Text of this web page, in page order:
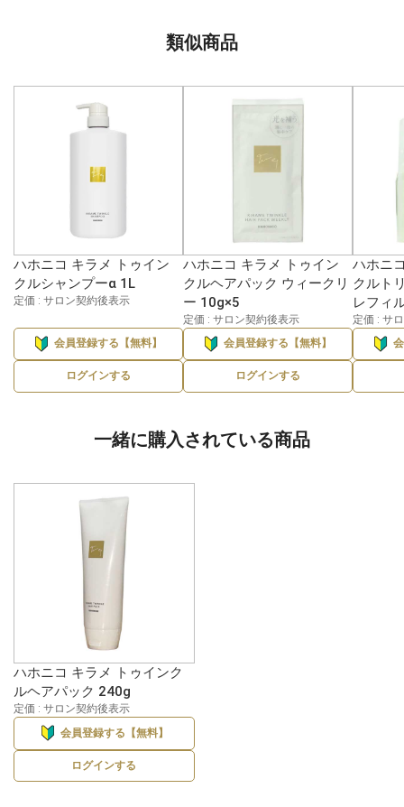
類似商品
ハホニコ キラメ トゥイン
クルシャンプーα 1L
定価 : サロン契約後表示
会員登録する【無料】
ログインする
ハホニコ キラメ トゥイン
クルヘアパック ウィークリ
ー 10g×5
定価 : サロン契約後表示
会員登録する【無料】
ログインする
ハホニ
クルト
レフィ
定価 : サ
一緒に購入されている商品
ハホニコ キラメ トゥインク
ルヘアパック 240g
定価 : サロン契約後表示
会員登録する【無料】
ログインする